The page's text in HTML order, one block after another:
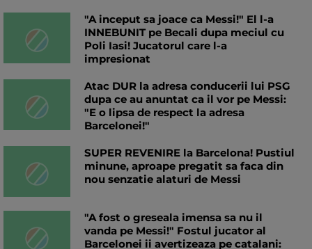
"A inceput sa joace ca Messi!" El l-a
INNEBUNIT pe Becali dupa meciul cu
Poli Iasi! Jucatorul care l-a
impresionat
Atac DUR la adresa conducerii lui PSG
dupa ce au anuntat ca il vor pe Messi:
"E o lipsa de respect la adresa
Barcelonei!"
SUPER REVENIRE la Barcelona! Pustiul
minune, aproape pregatit sa faca din
nou senzatie alaturi de Messi
"A fost o greseala imensa sa nu il
vanda pe Messi!" Fostul jucator al
Barcelonei ii avertizeaza pe catalani: